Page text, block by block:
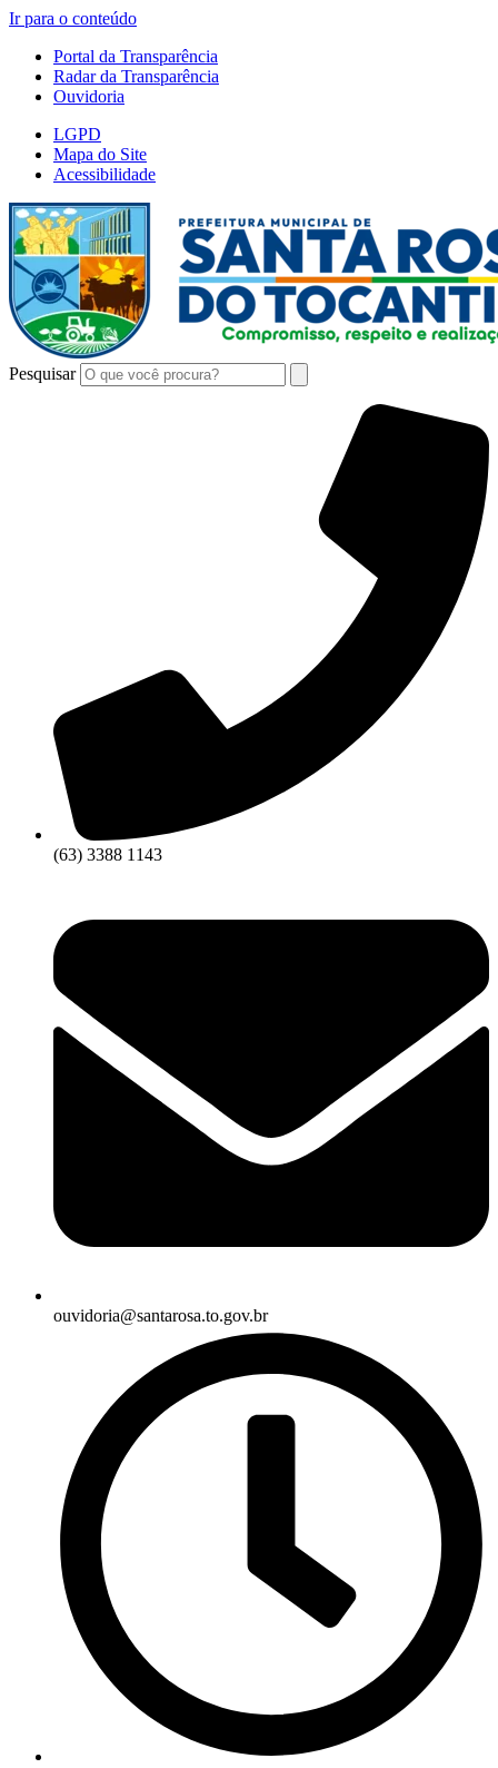
Ir para o conteúdo
Portal da Transparência
Radar da Transparência
Ouvidoria
LGPD
Mapa do Site
Acessibilidade
Pesquisar
(63) 3388 1143
ouvidoria@santarosa.to.gov.br